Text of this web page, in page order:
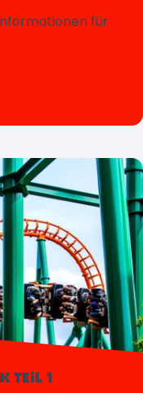
für
TEIL 1